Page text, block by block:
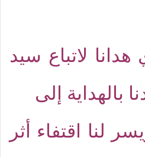
هدانا لاتباع سيد
بالهداية إلى
لنا اقتفاء أثر